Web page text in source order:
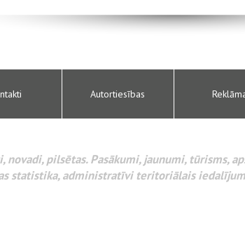
Autortiesības
novadi, pilsētas. Pasākumi, jaunumi, tūrisms,
statistika, administratīvi teritoriālais